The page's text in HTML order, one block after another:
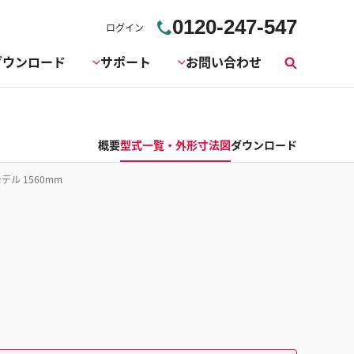
ログイン 0120-247-547
ンロード サポート お問い合わせ
索
概要型式一覧・外形寸法図ダウンロード
ル 1560mm